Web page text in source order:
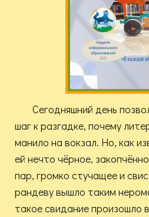
Сегодняшний день
шаг к разгадке, почему
манило на вокзал. Но, как
ей нечто чёрное,
пар, громко стучащее и
рандеву вышло таким
такое свидание произошло